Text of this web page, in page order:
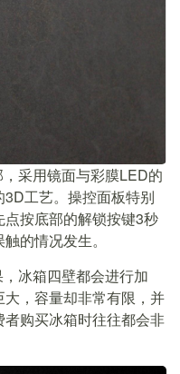
采用镜面与彩膜LED的
工艺。操控面板特别
按底部的解锁按键3秒
的情况发生。
冰箱四壁都会进行加
，容量却非常有限，并
购买冰箱时往往都会非